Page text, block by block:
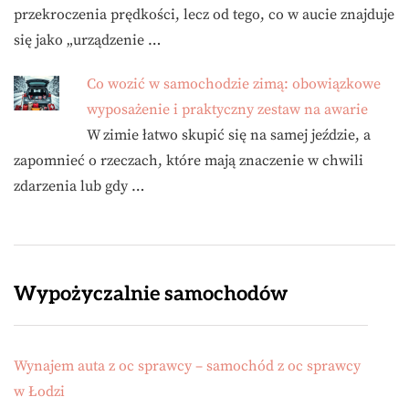
przekroczenia prędkości, lecz od tego, co w aucie znajduje
się jako „urządzenie …
Co wozić w samochodzie zimą: obowiązkowe
wyposażenie i praktyczny zestaw na awarie
W zimie łatwo skupić się na samej jeździe, a
zapomnieć o rzeczach, które mają znaczenie w chwili
zdarzenia lub gdy …
Wypożyczalnie samochodów
Wynajem auta z oc sprawcy – samochód z oc sprawcy
w Łodzi